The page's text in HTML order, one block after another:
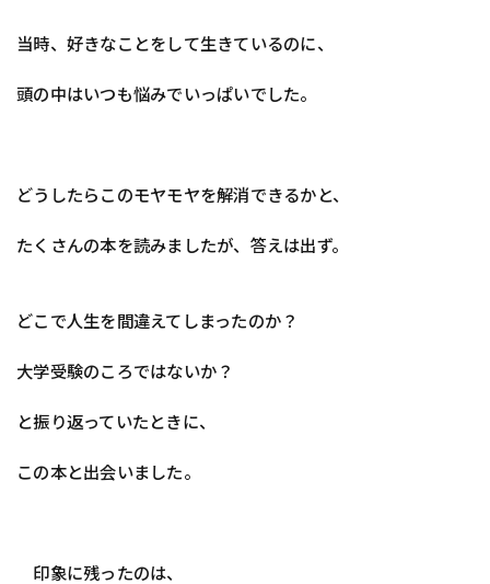
当時、好きなことをして生きているのに、
頭の中はいつも悩みでいっぱいでした。
どうしたらこのモヤモヤを解消できるかと、
たくさんの本を読みましたが、答えは出ず。
どこで人生を間違えてしまったのか？
大学受験のころではないか？
と振り返っていたときに、
この本と出会いました。
印象に残ったのは、